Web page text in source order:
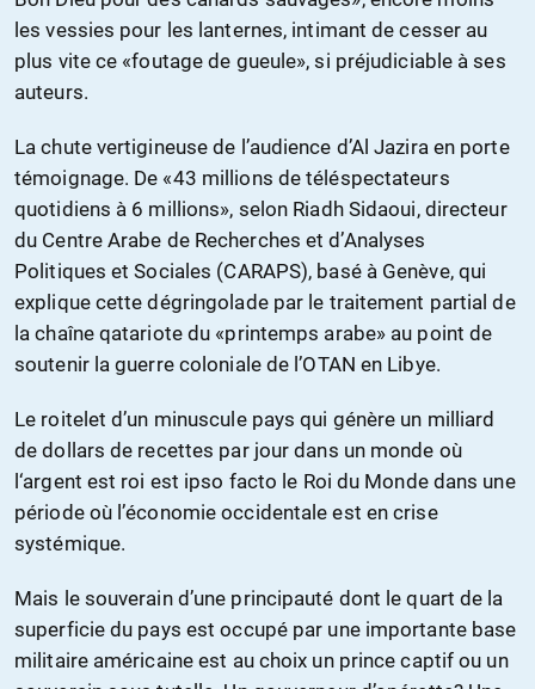
les vessies pour les lanternes, intimant de cesser au
plus vite ce «foutage de gueule», si préjudiciable à ses
auteurs.
La chute vertigineuse de l’audience d’Al Jazira en porte
témoignage. De «43 millions de téléspectateurs
quotidiens à 6 millions», selon Riadh Sidaoui, directeur
du Centre Arabe de Recherches et d’Analyses
Politiques et Sociales (CARAPS), basé à Genève, qui
explique cette dégringolade par le traitement partial de
la chaîne qatariote du «printemps arabe» au point de
soutenir la guerre coloniale de l’OTAN en Libye.
Le roitelet d’un minuscule pays qui génère un milliard
de dollars de recettes par jour dans un monde où
l‘argent est roi est ipso facto le Roi du Monde dans une
période où l’économie occidentale est en crise
systémique.
Mais le souverain d’une principauté dont le quart de la
superficie du pays est occupé par une importante base
militaire américaine est au choix un prince captif ou un